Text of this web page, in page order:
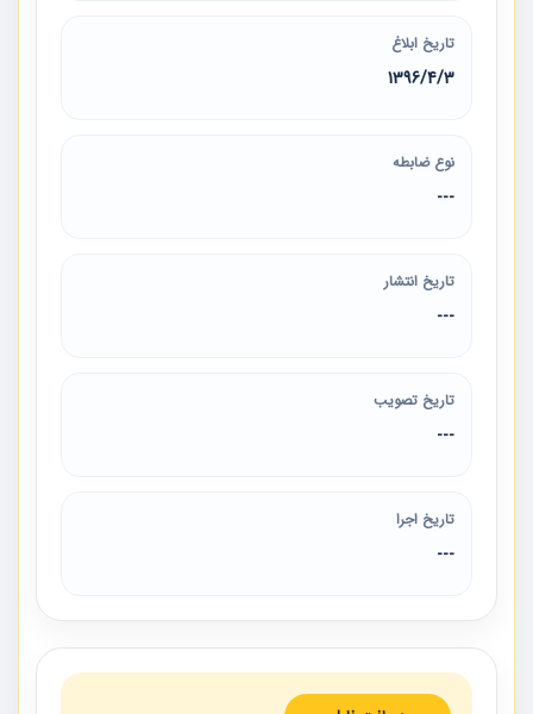
تاریخ ابلاغ
1396/4/3
نوع ضابطه
---
تاریخ انتشار
---
تاریخ تصویب
---
تاریخ اجرا
---